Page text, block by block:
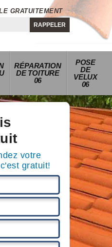
GRATUITEMENT
RÉPARATION
DE TOITURE
06
POSE
DE
VELUX
06
votre
gratuit!